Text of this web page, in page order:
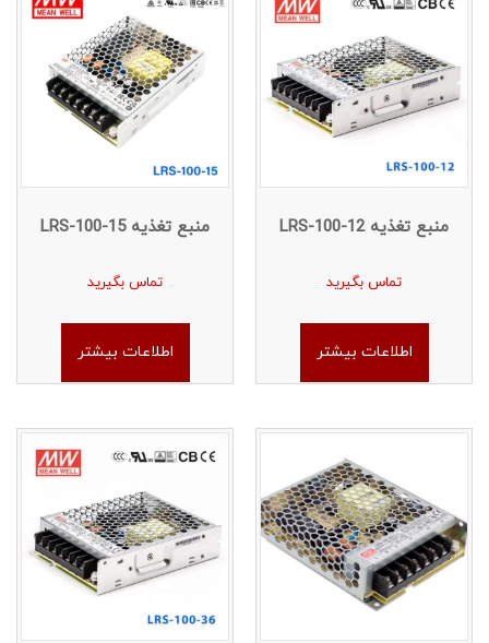
منبع تغذیه LRS-100-12
تماس بگیرید
اطلاعات بیشتر
منبع تغذیه LRS-100-15
تماس بگیرید
اطلاعات بیشتر